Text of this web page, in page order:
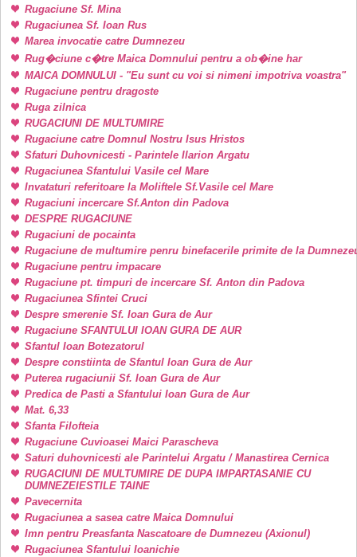
Rugaciune Sf. Mina
Rugaciunea Sf. Ioan Rus
Marea invocatie catre Dumnezeu
Rug�ciune c�tre Maica Domnului pentru a ob�ine har
MAICA DOMNULUI - "Eu sunt cu voi si nimeni impotriva voastra"
Rugaciune pentru dragoste
Ruga zilnica
RUGACIUNI DE MULTUMIRE
Rugaciune catre Domnul Nostru Isus Hristos
Sfaturi Duhovnicesti - Parintele Ilarion Argatu
Rugaciunea Sfantului Vasile cel Mare
Invataturi referitoare la Moliftele Sf.Vasile cel Mare
Rugaciuni incercare Sf.Anton din Padova
DESPRE RUGACIUNE
Rugaciuni de pocainta
Rugaciune de multumire penru binefacerile primite de la
Rugaciune pentru impacare
Rugaciune pt. timpuri de incercare Sf. Anton din Padova
Rugaciunea Sfintei Cruci
Despre smerenie Sf. Ioan Gura de Aur
Rugaciune SFANTULUI IOAN GURA DE AUR
Sfantul Ioan Botezatorul
Despre constiinta de Sfantul Ioan Gura de Aur
Puterea rugaciunii Sf. Ioan Gura de Aur
Predica de Pasti a Sfantului Ioan Gura de Aur
Mat. 6,33
Sfanta Filofteia
Rugaciune Cuvioasei Maici Parascheva
Saturi duhovnicesti ale Parintelui Argatu / Manastirea Cernica
RUGACIUNI DE MULTUMIRE DE DUPA IMPARTASANIE CU
DUMNEZEIESTILE TAINE
Pavecernita
Rugaciunea a sasea catre Maica Domnului
Imn pentru Preasfanta Nascatoare de Dumnezeu (Axionul)
Rugaciunea Sfantului Ioanichie